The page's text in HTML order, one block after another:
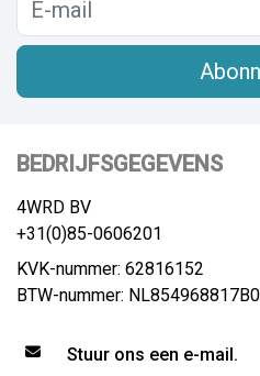
BEDRIJFSGEGEVENS
4WRD BV
+31(0)85-0606201
KVK-nummer: 62816152
BTW-nummer:
Stuur ons een e-mail.